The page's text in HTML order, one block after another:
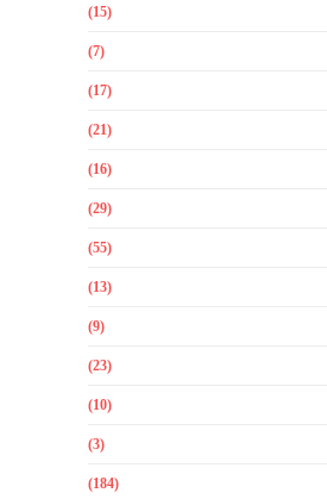
(15)
(7)
(17)
(21)
(16)
(29)
(55)
(13)
(9)
(23)
(10)
(3)
(184)